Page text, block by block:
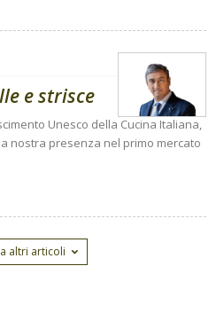
e strisce
Unesco della Cucina Italiana,
nostra presenza nel primo mercato
altri articoli